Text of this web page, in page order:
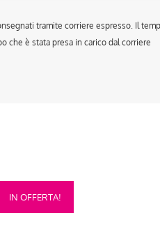
tramite corriere espresso. Il
che è stata presa in carico dal corriere
IN OFFERTA!